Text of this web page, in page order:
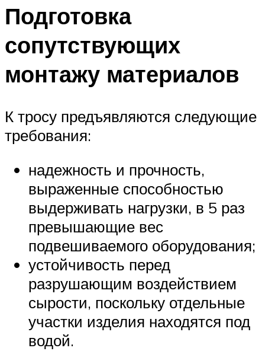
Подготовка
сопутствующих
монтажу материалов
К тросу предъявляются следующие
требования:
надежность и прочность,
выраженные способностью
выдерживать нагрузки, в 5 раз
превышающие вес
подвешиваемого оборудования;
устойчивость перед
разрушающим воздействием
сырости, поскольку отдельные
участки изделия находятся под
водой.